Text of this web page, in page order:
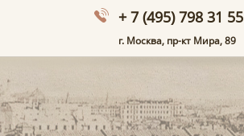
+ 7 (495) 798 31 55
г. Москва, пр-кт Мира, 89